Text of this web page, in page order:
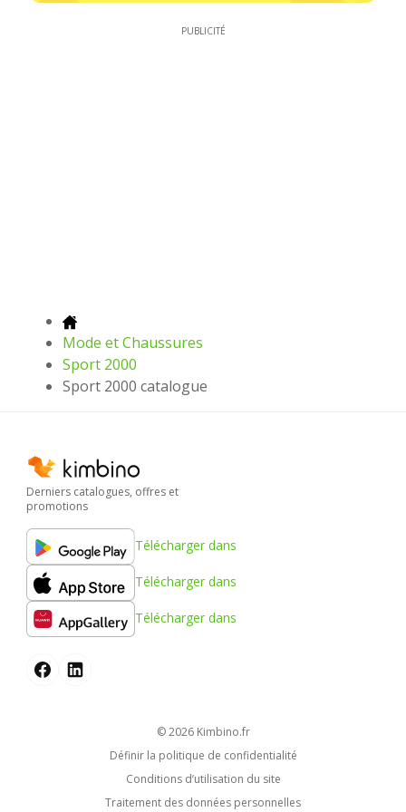
PUBLICITÉ
Mode et Chaussures
Sport 2000
Sport 2000 catalogue
Derniers catalogues, offres et
promotions
Télécharger dans
Télécharger dans
Télécharger dans
© 2026 kimbino.fr
Définir la politique de confidentialité
Conditions d’utilisation du site
Traitement des données personnelles